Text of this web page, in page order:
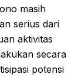
masih
serius dari
aktivitas
secara
potensi